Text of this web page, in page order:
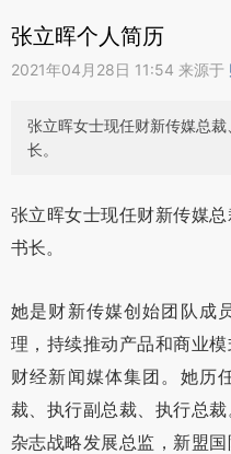
张立晖个人简历
2021年04月28日 11:54 来源于
张立晖女士现任财新传媒总
长。
张立晖女士现任财新传媒
书长。
她是财新传媒创始团队成
理，持续推动产品和商业
财经新闻媒体集团。她历
裁、执行副总裁、执行总
杂志战略发展总监，新盟